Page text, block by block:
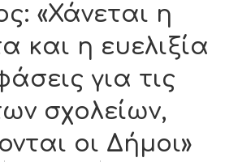
«Χάνεται η
και η ευελιξία
για τις
σχολείων,
οι Δήμοι»